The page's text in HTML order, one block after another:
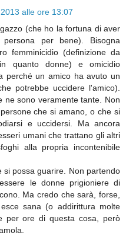
alle ore 13:07
(che ho la fortuna di aver
per bene). Bisogna
femminicidio (definizione da
quanto donne) e omicidio
perché un amico ha avuto un
potrebbe uccidere l'amico).
ne sono veramente tante. Non
che si amano, o che si
e uccidersi. Ma ancora
umani che trattano gli altri
alla propria incontenibile
si possa guarire. Non partendo
le donne prigioniere di
Ma credo che sarà, forse,
sana (o addirittura molte
per ore di questa cosa, però